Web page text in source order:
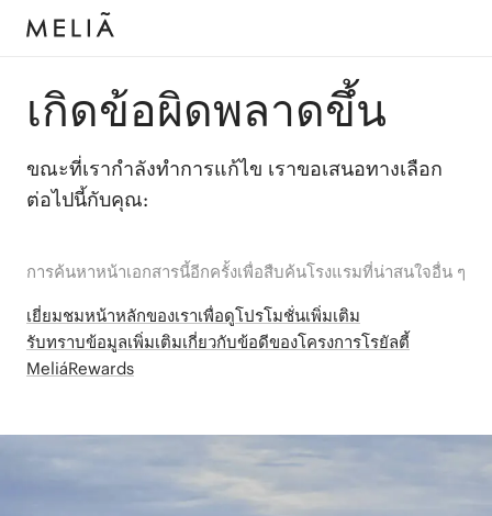
เกิดข้อผิดพลาดขึ้น
ขณะที่เรากำลังทำการแก้ไข เราขอเสนอทางเลือก
ต่อไปนี้กับคุณ:
การค้นหาหน้าเอกสารนี้อีกครั้งเพื่อสืบค้นโรงแรมที่น่าสนใจอื่น ๆ
เยี่ยมชมหน้าหลักของเราเพื่อดูโปรโมชั่นเพิ่มเติม
รับทราบข้อมูลเพิ่มเติมเกี่ยวกับข้อดีของโครงการโรยัลตี้
MeliáRewards